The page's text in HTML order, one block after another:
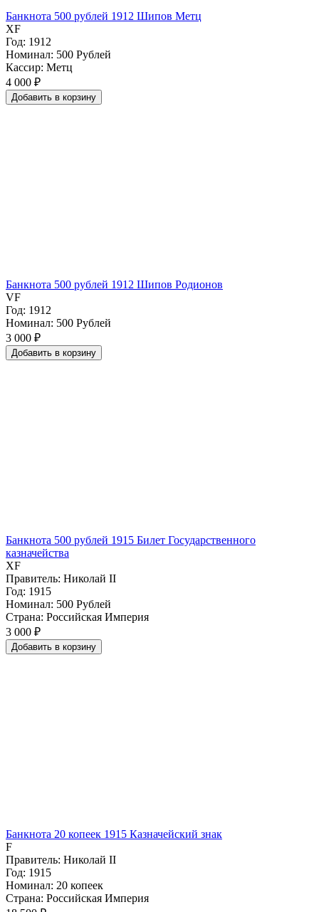
Банкнота 500 рублей 1912 Шипов Метц
XF
Год: 1912
Номинал: 500 Рублей
Кассир: Метц
4 000 ₽
Добавить в корзину
Банкнота 500 рублей 1912 Шипов Родионов
VF
Год: 1912
Номинал: 500 Рублей
3 000 ₽
Добавить в корзину
Банкнота 500 рублей 1915 Билет Государственного
казначейства
XF
Правитель: Николай II
Год: 1915
Номинал: 500 Рублей
Страна: Российская Империя
3 000 ₽
Добавить в корзину
Банкнота 20 копеек 1915 Казначейский знак
F
Правитель: Николай II
Год: 1915
Номинал: 20 копеек
Страна: Российская Империя